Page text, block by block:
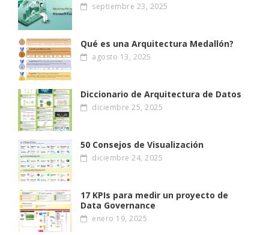
septiembre 23, 2025
Qué es una Arquitectura Medallón?
agosto 13, 2025
Diccionario de Arquitectura de Datos
diciembre 25, 2025
50 Consejos de Visualización
diciembre 24, 2025
17 KPIs para medir un proyecto de
Data Governance
enero 19, 2025